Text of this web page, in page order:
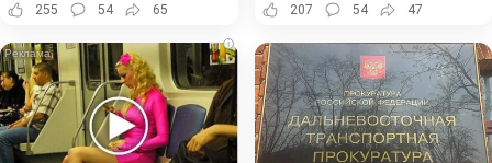
255
54 65
207
54 47
i